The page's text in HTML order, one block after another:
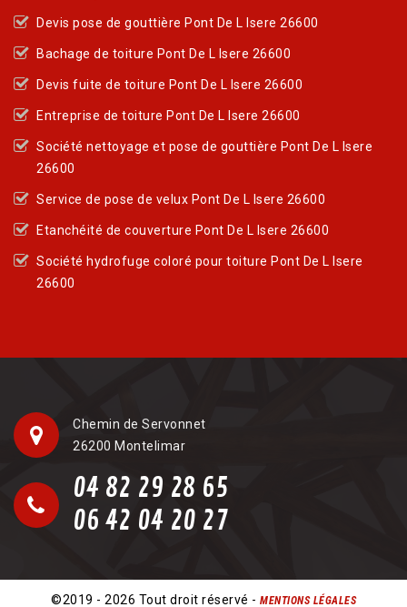
Devis pose de gouttière Pont De L Isere 26600
Bachage de toiture Pont De L Isere 26600
Devis fuite de toiture Pont De L Isere 26600
Entreprise de toiture Pont De L Isere 26600
Société nettoyage et pose de gouttière Pont De L Isere
26600
Service de pose de velux Pont De L Isere 26600
Etanchéité de couverture Pont De L Isere 26600
Société hydrofuge coloré pour toiture Pont De L Isere
26600
Chemin de Servonnet
26200 Montelimar
04 82 29 28 65
06 42 04 20 27
©2019 - 2026 Tout droit réservé - MENTIONS LÉGALES